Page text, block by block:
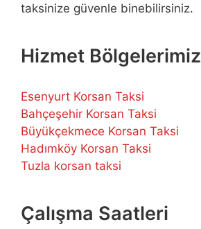
taksinize güvenle binebilirsiniz.
Hizmet Bölgelerimiz
Esenyurt Korsan Taksi
Bahçeşehir Korsan Taksi
Büyükçekmece Korsan Taksi
Hadımköy Korsan Taksi
Tuzla korsan taksi
Çalışma Saatleri